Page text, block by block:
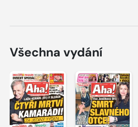
Všechna vydání